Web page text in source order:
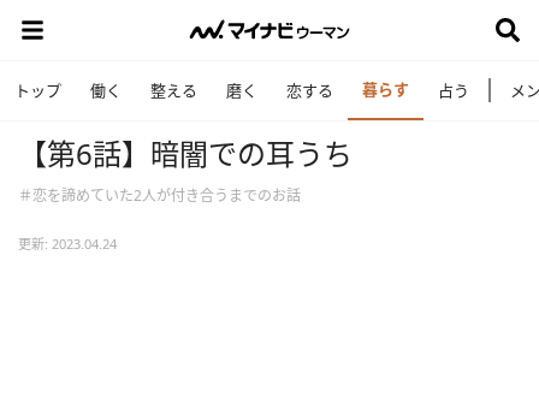
トップ 働く 整える 磨く 恋する 暮らす 占う メ
【第6話】暗闇での耳うち
＃恋を諦めていた2人が付き合うまでのお話
更新: 2023.04.24